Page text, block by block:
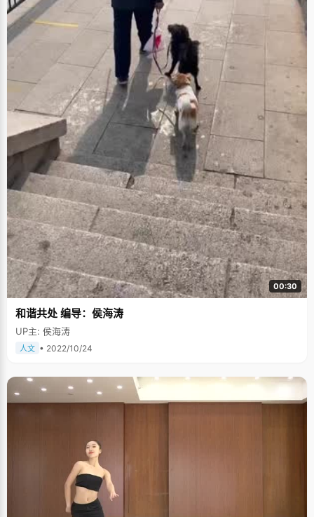
00:30
和谐共处 编导：侯海涛
UP主: 侯海涛
人文 • 2022/10/24